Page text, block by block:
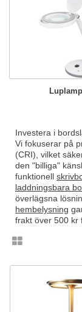
Investera i
Vi fokuserar på
(CRI), vilket
den "billiga"
funktionell
laddningsbara
överlägsna
hembelysning
frakt över 500 kr